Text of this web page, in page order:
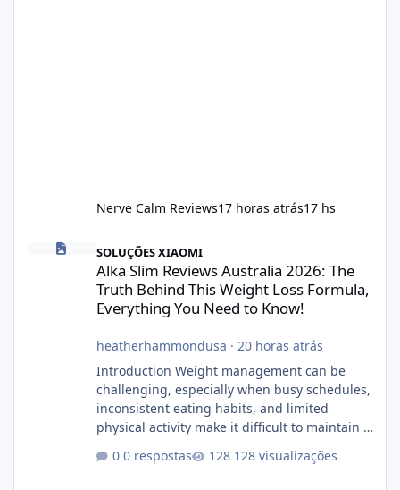
Nerve Calm Reviews17 horas atrás17 hs
Alka Slim Reviews Australia 2026: The Truth Behind This
SOLUÇÕES XIAOMI
Alka Slim Reviews Australia 2026: The
Truth Behind This Weight Loss Formula,
Everything You Need to Know!
heatherhammondusa · 20 horas atrás
Introduction Weight management can be
challenging, especially when busy schedules,
inconsistent eating habits, and limited
physical activity make it difficult to maintain a
for dietary supplements that may
0 respostas 128 visualizações